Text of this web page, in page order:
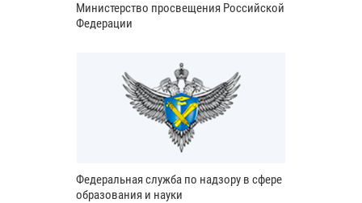
Министерство просвещения Российской
Федерации
Федеральная служба по надзору в сфере
образования и науки